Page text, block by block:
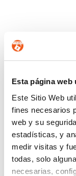
Esta página web
Este Sitio Web
fines necesarios
web y su
estadísticas, y
medir visitas y
todas, solo
necesarias,